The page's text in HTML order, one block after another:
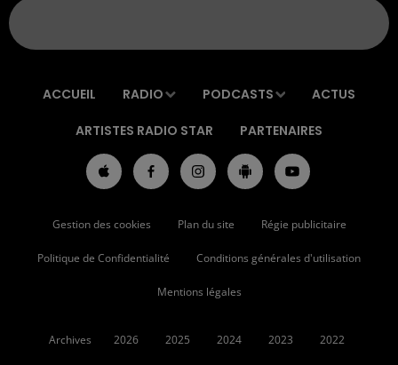
ACCUEIL RADIO PODCASTS ACTUS
ARTISTES RADIO STAR PARTENAIRES
Gestion des cookies Plan du site Régie publicitaire
Politique de Confidentialité Conditions générales d'utilisation
Mentions légales
Archives 2026 2025 2024 2023 2022